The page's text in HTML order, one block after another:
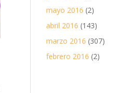
mayo 2016 (2)
abril 2016 (143)
marzo 2016 (307)
febrero 2016 (2)